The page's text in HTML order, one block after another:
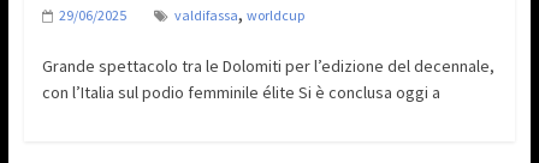
29/06/2025 valdifassa, worldcup
Grande spettacolo tra le Dolomiti per l’edizione del decennale,
con l’Italia sul podio femminile élite Si è conclusa oggi a